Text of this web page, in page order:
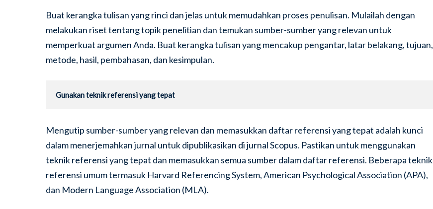
Buat kerangka tulisan yang rinci dan jelas untuk memudahkan proses penulisan. Mulailah dengan
melakukan riset tentang topik penelitian dan temukan sumber-sumber yang relevan untuk
memperkuat argumen Anda. Buat kerangka tulisan yang mencakup pengantar, latar belakang, tujuan,
metode, hasil, pembahasan, dan kesimpulan.
Gunakan teknik referensi yang tepat
Mengutip sumber-sumber yang relevan dan memasukkan daftar referensi yang tepat adalah kunci
dalam menerjemahkan jurnal untuk dipublikasikan di jurnal Scopus. Pastikan untuk menggunakan
teknik referensi yang tepat dan memasukkan semua sumber dalam daftar referensi. Beberapa teknik
referensi umum termasuk Harvard Referencing System, American Psychological Association (APA),
dan Modern Language Association (MLA).